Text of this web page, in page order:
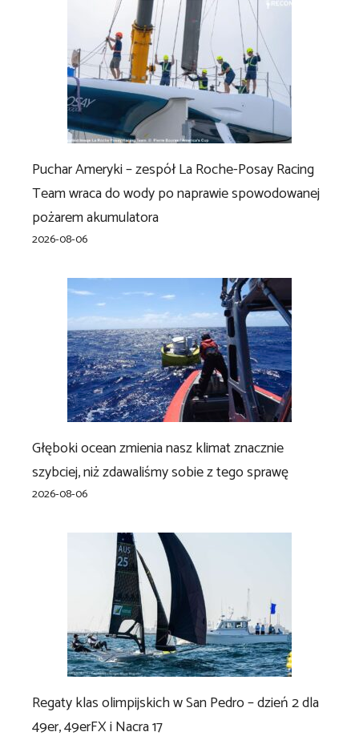
Puchar Ameryki – zespół La Roche-Posay Racing
Team wraca do wody po naprawie spowodowanej
pożarem akumulatora
2026-08-06
Głęboki ocean zmienia nasz klimat znacznie
szybciej, niż zdawaliśmy sobie z tego sprawę
2026-08-06
Regaty klas olimpijskich w San Pedro – dzień 2 dla
49er, 49erFX i Nacra 17